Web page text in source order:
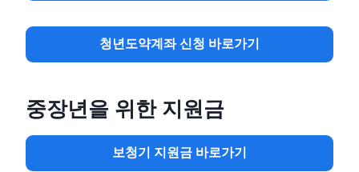
청년도약계좌 신청 바로가기
중장년을 위한 지원금
보청기 지원금 바로가기